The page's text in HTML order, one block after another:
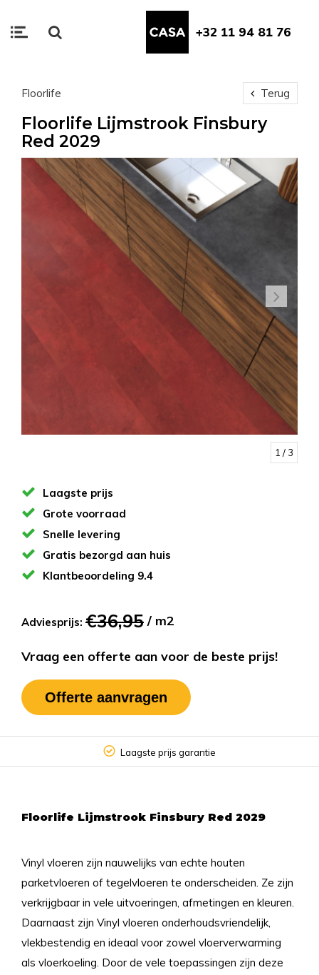
+32 11 94 81 76
Floorlife Terug
Floorlife Lijmstrook Finsbury
Red 2029
1 / 3
Laagste prijs
Grote voorraad
Snelle levering
Gratis bezorgd aan huis
Klantbeoordeling 9.4
Adviesprijs: €36,95 / m2
Vraag een offerte aan voor de beste prijs!
Offerte aanvragen
Laagste prijs garantie
Floorlife Lijmstrook Finsbury Red 2029
Vinyl vloeren zijn nauwelijks van echte houten
parketvloeren of tegelvloeren te onderscheiden. Ze zijn
verkrijgbaar in vele uitvoeringen, afmetingen en kleuren.
Daarnaast zijn Vinyl vloeren onderhoudsvriendelijk,
vlekbestendig en ideaal voor zowel vloerverwarming
als vloerkoeling. Door de vele toepassingen zijn deze